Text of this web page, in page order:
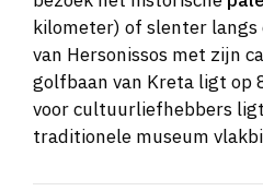
kilometer) of slenter langs
van Hersonissos met zijn
golfbaan van Kreta ligt op
voor cultuurliefhebbers
traditionele museum